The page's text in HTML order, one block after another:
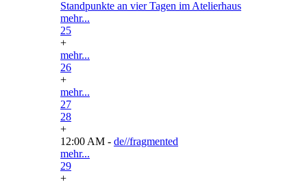
Standpunkte an vier Tagen im Atelierhaus
mehr...
25
+
mehr...
26
+
mehr...
27
28
+
12:00 AM - de//fragmented
mehr...
29
+